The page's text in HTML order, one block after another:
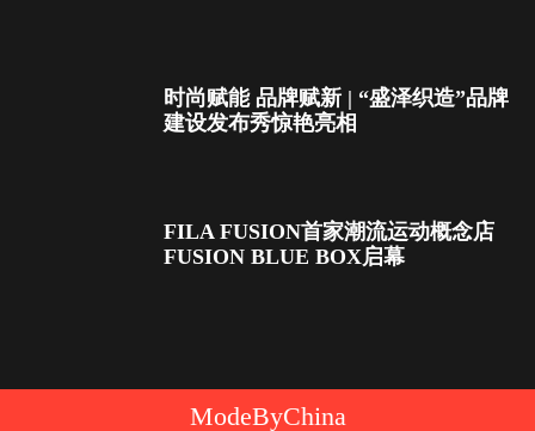
时尚赋能 品牌赋新 | “盛泽织造”品牌
建设发布秀惊艳亮相
FILA FUSION首家潮流运动概念店
FUSION BLUE BOX启幕
ModeByChina